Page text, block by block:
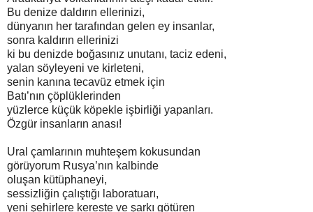
Bu denize daldırın ellerinizi,
dünyanın her tarafından gelen ey insanlar,
sonra kaldırın ellerinizi
ki bu denizde boğasınız unutanı, taciz edeni,
yalan söyleyeni ve kirleteni,
senin kanına tecavüz etmek için
Batı’nın çöplüklerinden
yüzlerce küçük köpekle işbirliği yapanları.
Özgür insanların anası!
Ural çamlarının muhteşem kokusundan
görüyorum Rusya’nın kalbinde
oluşan kütüphaneyi,
sessizliğin çalıştığı laboratuarı,
yeni şehirlere kereste ve şarkı götüren